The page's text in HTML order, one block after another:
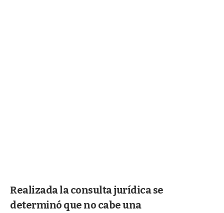
Realizada la consulta jurídica se
determinó que no cabe una